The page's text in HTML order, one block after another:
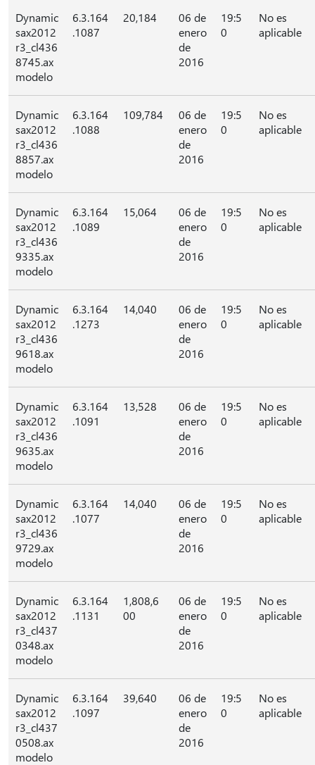
Dynamic
sax2012
r3_cl436
8745.ax
modelo
6.3.164
.1087
20,184
06 de
enero
de
2016
19:5
0
No es
aplicable
Dynamic
sax2012
r3_cl436
8857.ax
modelo
6.3.164
.1088
109,784
06 de
enero
de
2016
19:5
0
No es
aplicable
Dynamic
sax2012
r3_cl436
9335.ax
modelo
6.3.164
.1089
15,064
06 de
enero
de
2016
19:5
0
No es
aplicable
Dynamic
sax2012
r3_cl436
9618.ax
modelo
6.3.164
.1273
14,040
06 de
enero
de
2016
19:5
0
No es
aplicable
Dynamic
sax2012
r3_cl436
9635.ax
modelo
6.3.164
.1091
13,528
06 de
enero
de
2016
19:5
0
No es
aplicable
Dynamic
sax2012
r3_cl436
9729.ax
modelo
6.3.164
.1077
14,040
06 de
enero
de
2016
19:5
0
No es
aplicable
Dynamic
sax2012
r3_cl437
0348.ax
modelo
6.3.164
.1131
1,808,6
00
06 de
enero
de
2016
19:5
0
No es
aplicable
Dynamic
sax2012
r3_cl437
0508.ax
modelo
6.3.164
.1097
39,640
06 de
enero
de
2016
19:5
0
No es
aplicable